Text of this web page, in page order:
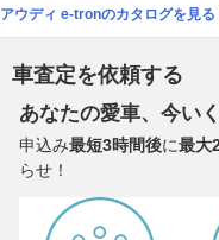
アウディ e-tronのカタログを見る
車査定を依頼する
あなたの愛車、今い
申込み最短3時間後に最大
らせ！